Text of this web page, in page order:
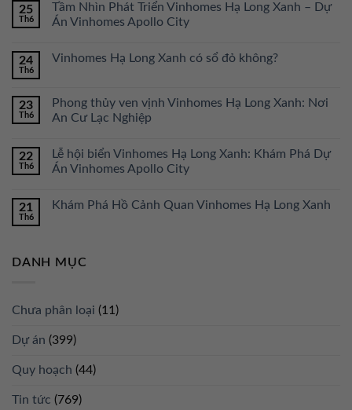
25
Th6
Tầm Nhìn Phát Triển Vinhomes Hạ Long Xanh – Dự
Án Vinhomes Apollo City
24
Th6
Vinhomes Hạ Long Xanh có sổ đỏ không?
23
Th6
Phong thủy ven vịnh Vinhomes Hạ Long Xanh: Nơi
An Cư Lạc Nghiệp
22
Th6
Lễ hội biển Vinhomes Hạ Long Xanh: Khám Phá Dự
Án Vinhomes Apollo City
21
Th6
Khám Phá Hồ Cảnh Quan Vinhomes Hạ Long Xanh
DANH MỤC
Chưa phân loại (11)
Dự án (399)
Quy hoạch (44)
Tin tức (769)